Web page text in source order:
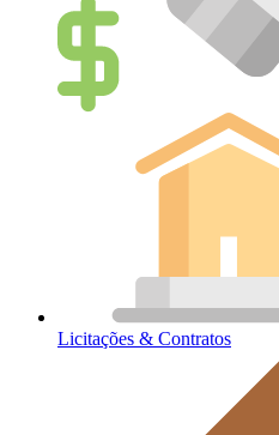
Licitações & Contratos